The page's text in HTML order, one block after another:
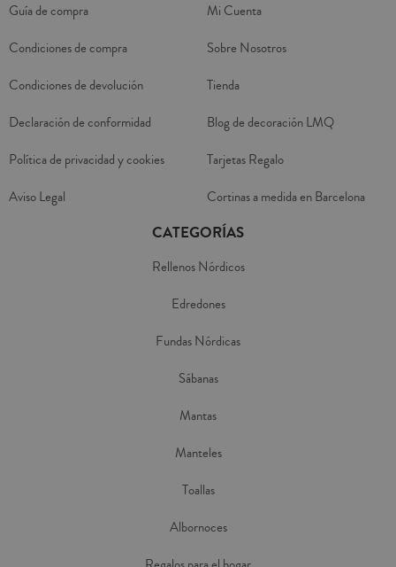
Guía de compra
Condiciones de compra
Condiciones de devolución
Declaración de conformidad
Política de privacidad y cookies
Aviso Legal
Mi Cuenta
Sobre Nosotros
Tienda
Blog de decoración LMQ
Tarjetas Regalo
Cortinas a medida en Barcelona
CATEGORÍAS
Rellenos Nórdicos
Edredones
Fundas Nórdicas
Sábanas
Mantas
Manteles
Toallas
Albornoces